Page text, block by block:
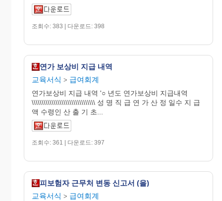
조회수: 383 | 다운로드: 398
연가 보상비 지급 내역
교육서식 > 급여회계
연가보상비 지급 내역 '○ 년도 연가보상비 지급내역
\\\\\\\\\\\\\\\\\\\\\\\\\\\\\\\\ 성 명 직 급 연 가 산 정 일수 지 급
액 수령인 산 출 기 초...
조회수: 361 | 다운로드: 397
피보험자 근무처 변동 신고서 (을)
교육서식 > 급여회계